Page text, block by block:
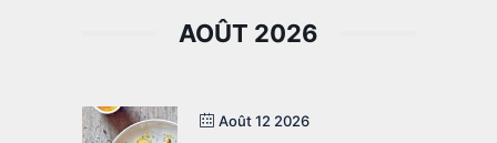
AOÛT 2026
Août 12 2026